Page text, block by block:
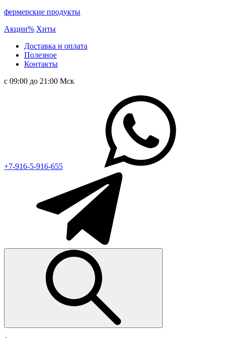
фермерские продукты
Акции% Хиты
Доставка и оплата
Полезное
Контакты
с 09:00 до 21:00 Мск
+7-916-5-916-655